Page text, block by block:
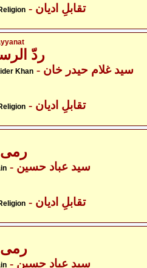
- تقابلِ ادیان
ردّ
Khan - سید غلام حیدر خان
- تقابلِ ادیان
رمی
- سید عباد حسین
- تقابلِ ادیان
رمی
- سید عباد حسین